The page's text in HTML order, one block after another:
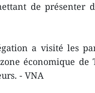
de présenter
a visité les
économique de
- VNA